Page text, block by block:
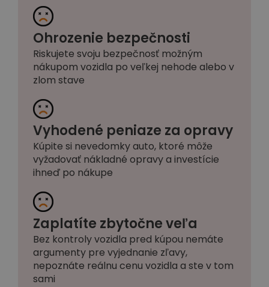
Ohrozenie bezpečnosti
Riskujete svoju bezpečnosť možným
nákupom vozidla po veľkej nehode alebo v
zlom stave
Vyhodené peniaze za opravy
Kúpite si nevedomky auto, ktoré môže
vyžadovať nákladné opravy a investície
ihneď po nákupe
Zaplatíte zbytočne veľa
Bez kontroly vozidla pred kúpou nemáte
argumenty pre vyjednanie zľavy,
nepoznáte reálnu cenu vozidla a ste v tom
sami